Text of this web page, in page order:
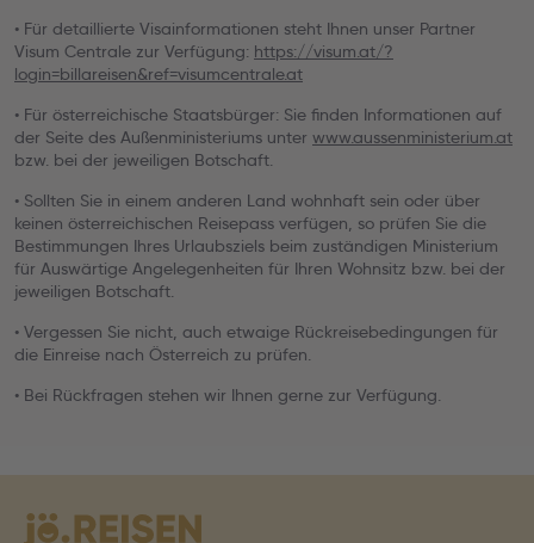
• Für detaillierte Visainformationen steht Ihnen unser Partner
Visum Centrale zur Verfügung: https://visum.at/?
login=billareisen&ref=visumcentrale.at
• Für österreichische Staatsbürger: Sie finden Informationen auf
der Seite des Außenministeriums unter www.aussenministerium.at
bzw. bei der jeweiligen Botschaft.
• Sollten Sie in einem anderen Land wohnhaft sein oder über
keinen österreichischen Reisepass verfügen, so prüfen Sie die
Bestimmungen Ihres Urlaubsziels beim zuständigen Ministerium
für Auswärtige Angelegenheiten für Ihren Wohnsitz bzw. bei der
jeweiligen Botschaft.
• Vergessen Sie nicht, auch etwaige Rückreisebedingungen für
die Einreise nach Österreich zu prüfen.
• Bei Rückfragen stehen wir Ihnen gerne zur Verfügung.